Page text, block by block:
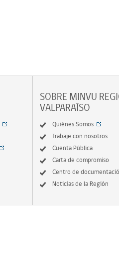
SOBRE MINVU
VALPARAÍSO
Quiénes Somos
Trabaje con nosotros
Cuenta Pública
Carta de compromiso
Centro de
Noticias de la Región